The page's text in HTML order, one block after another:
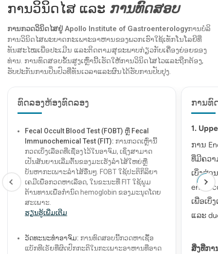
ການວິນິດໄສ ແລະ ການທົດສອບ
ການກວດວິນິດໄສຢູ່ Apollo Institute of Gastroenterologyການບໍລິ
ການວິນິດໄສພະຍາດກະເພາະອາຫານຂອງພວກເຮົາໃຊ້ເທັກໂນໂລຍີທີ່
ທັນສະໄໝເພື່ອປະເມີນ ແລະຕິດຕາມສຸຂະພາບກ່ຽວກັບເຄື່ອງຍ່ອຍຂອງ
ທ່ານ. ການທົດສອບຂັ້ນສູງເຫຼົ່ານີ້ເຮັດໃຫ້ການວິນິດໄສໄວແລະຖືກຕ້ອງ,
ຮັບປະກັນການປິ່ນປົວທີ່ທັນເວລາແລະຜົນໄດ້ຮັບການປັບປຸງ.
ທົດລອງຫ້ອງທົດລອງ
Fecal Occult Blood Test (FOBT) ຫຼື Fecal
Immunochemical Test (FIT): ການກວດເຫຼົ່ານີ້
ກວດເບິ່ງເລືອດທີ່ເຊື່ອງໄວ້ໃນອາຈົມ, ເຊິ່ງສາມາດ
ເປັນສັນຍານເລີ່ມຕົ້ນຂອງມະເຮັງລໍາໄສ້ໃຫຍ່ຫຼື
ບັນຫາກະເພາະລໍາໄສ້ອື່ນໆ. FOBT ໃຊ້ປະຕິກິລິຍາ
ເຄມີເພື່ອກວດຫາເລືອດ, ໃນຂະນະທີ່ FIT ໃຊ້ພູມ
ຕ້ານທານເພື່ອກໍານົດ hemoglobin ຂອງມະນຸດໂດຍ
ສະເພາະ.
ຮຽນ​ຮູ້​ເພີ່ມ​ເຕີມ
ວັດທະນະທໍາອາຈົມ: ການທົດສອບນີ້ກວດຫາເຊື້ອ
ແບັກທີເຣັຍທີ່ຜິດປົກກະຕິໃນກະເພາະອາຫານທີ່ອາດ
ການທົ
1.
ການ
ທີ່ມີຄວ
ເບິ່ງສ່ວ
ເພື່ອເບິ່
ແລະ
ສິ່ງ​ທີ່​ກ